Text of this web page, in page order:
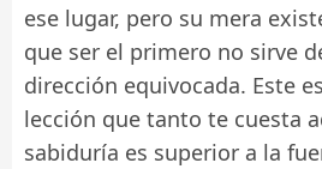
ese lugar, pero su mera
que ser el primero no sirve
dirección equivocada. Este
lección que tanto te cuesta
sabiduría es superior a la